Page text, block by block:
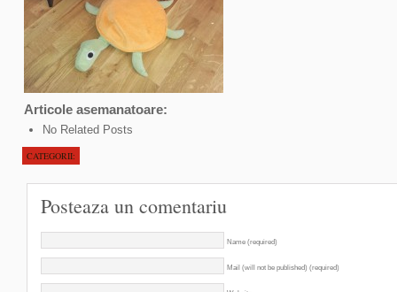
Articole asemanatoare:
No Related Posts
CATEGORII:
Posteaza un comentariu
Name (required)
Mail (will not be published) (required)